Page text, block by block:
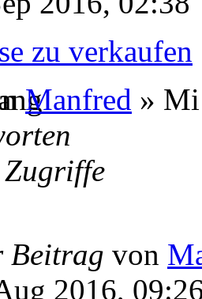
zu verkaufen
Manfred »
Zugriffe
Beitrag von
2016,